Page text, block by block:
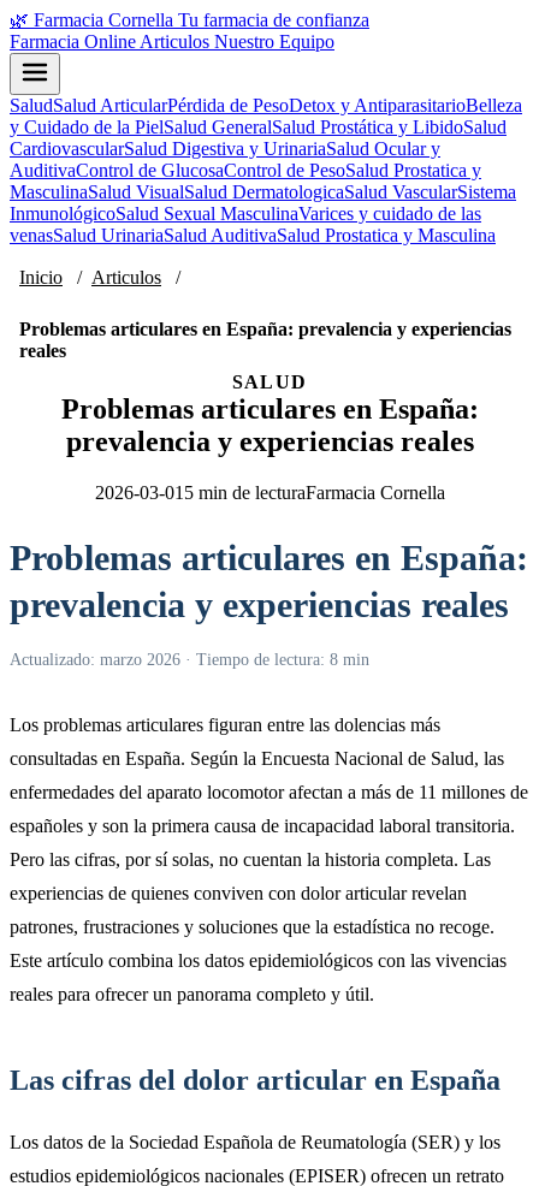
🌿 Farmacia Cornella Tu farmacia de confianza
Farmacia Online Articulos Nuestro Equipo
SaludSalud ArticularPérdida de PesoDetox y AntiparasitarioBelleza
y Cuidado de la PielSalud GeneralSalud Prostática y LibidoSalud
CardiovascularSalud Digestiva y UrinariaSalud Ocular y
AuditivaControl de GlucosaControl de PesoSalud Prostatica y
MasculinaSalud VisualSalud DermatologicaSalud VascularSistema
InmunológicoSalud Sexual MasculinaVarices y cuidado de las
venasSalud UrinariaSalud AuditivaSalud Prostatica y Masculina
Inicio / Articulos /
Problemas articulares en España: prevalencia y experiencias
reales
SALUD
Problemas articulares en España:
prevalencia y experiencias reales
2026-03-01 5 min de lecturaFarmacia Cornella
Problemas articulares en España:
prevalencia y experiencias reales
Actualizado: marzo 2026 · Tiempo de lectura: 8 min
Los problemas articulares figuran entre las dolencias más
consultadas en España. Según la Encuesta Nacional de Salud, las
enfermedades del aparato locomotor afectan a más de 11 millones de
españoles y son la primera causa de incapacidad laboral transitoria.
Pero las cifras, por sí solas, no cuentan la historia completa. Las
experiencias de quienes conviven con dolor articular revelan
patrones, frustraciones y soluciones que la estadística no recoge.
Este artículo combina los datos epidemiológicos con las vivencias
reales para ofrecer un panorama completo y útil.
Las cifras del dolor articular en España
Los datos de la Sociedad Española de Reumatología (SER) y los
estudios epidemiológicos nacionales (EPISER) ofrecen un retrato